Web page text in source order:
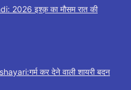
2026 इश्क़ का मौसम रात की
कर देने वाली शायरी बदन